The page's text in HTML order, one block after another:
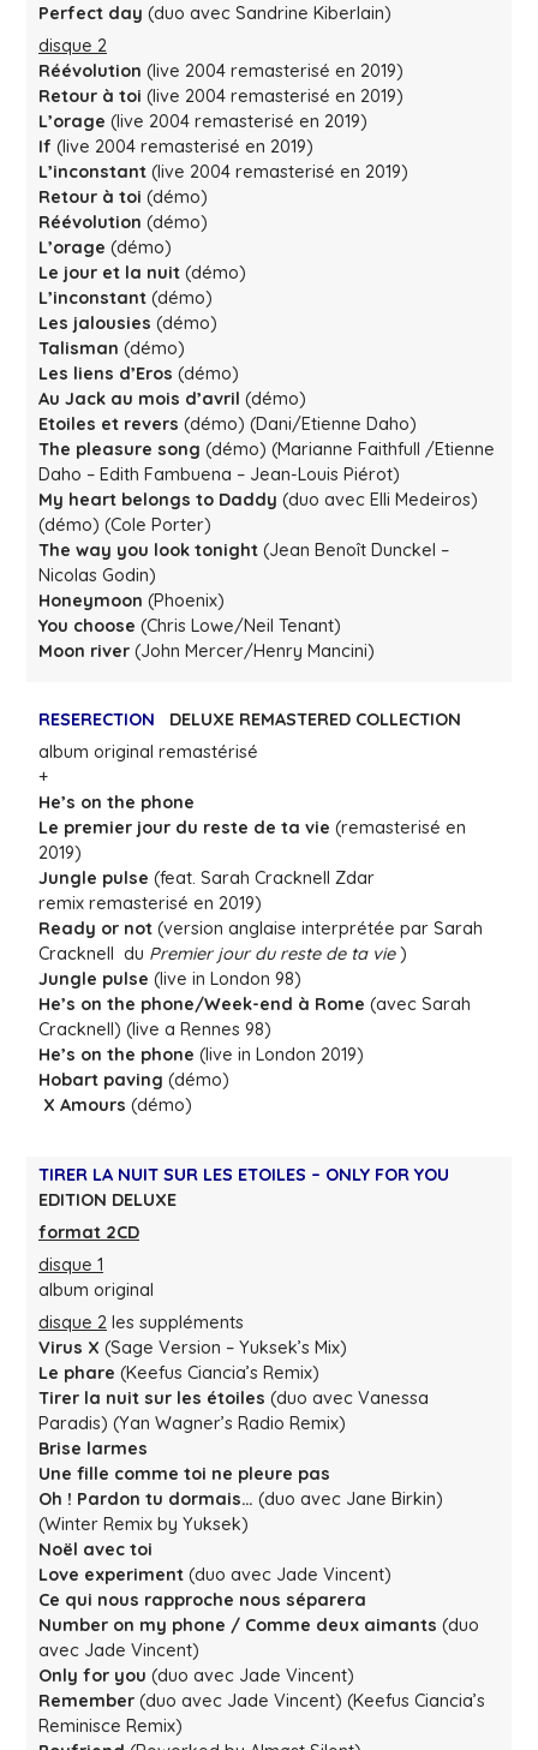
Perfect day (duo avec Sandrine Kiberlain)
disque 2
Réévolution (live 2004 remasterisé en 2019)
Retour à toi (live 2004 remasterisé en 2019)
L’orage (live 2004 remasterisé en 2019)
If (live 2004 remasterisé en 2019)
L’inconstant (live 2004 remasterisé en 2019)
Retour à toi (démo)
Réévolution (démo)
L’orage (démo)
Le jour et la nuit (démo)
L’inconstant (démo)
Les jalousies (démo)
Talisman (démo)
Les liens d’Eros (démo)
Au Jack au mois d’avril (démo)
Etoiles et revers (démo) (Dani/Etienne Daho)
The pleasure song (démo) (Marianne Faithfull /Etienne
Daho – Edith Fambuena – Jean-Louis Piérot)
My heart belongs to Daddy (duo avec Elli Medeiros)
(démo) (Cole Porter)
The way you look tonight (Jean Benoît Dunckel –
Nicolas Godin)
Honeymoon (Phoenix)
You choose (Chris Lowe/Neil Tenant)
Moon river (John Mercer/Henry Mancini)
RESERECTION
DELUXE REMASTERED COLLECTION
album original remastérisé
+
He’s on the phone
Le premier jour du reste de ta vie (remasterisé en
2019)
Jungle pulse (feat. Sarah Cracknell Zdar
remix remasterisé en 2019)
Ready or not (version anglaise interprétée par Sarah
Cracknell du Premier jour du reste de ta vie)
Jungle pulse (live in London 98)
He’s on the phone/Week-end à Rome (avec Sarah
Cracknell) (live a Rennes 98)
He’s on the phone (live in London 2019)
Hobart paving (démo)
X Amours (démo)
TIRER LA NUIT SUR LES ETOILES – ONLY FOR YOU
EDITION DELUXE
format 2CD
disque 1
album original
disque 2 les suppléments
Virus X (Sage Version – Yuksek’s Mix)
Le phare (Keefus Ciancia’s Remix)
Tirer la nuit sur les étoiles (duo avec Vanessa
Paradis) (Yan Wagner’s Radio Remix)
Brise larmes
Une fille comme toi ne pleure pas
Oh ! Pardon tu dormais… (duo avec Jane Birkin)
(Winter Remix by Yuksek)
Noël avec toi
Love experiment (duo avec Jade Vincent)
Ce qui nous rapproche nous séparera
Number on my phone / Comme deux aimants (duo
avec Jade Vincent)
Only for you (duo avec Jade Vincent)
Remember (duo avec Jade Vincent) (Keefus Ciancia’s
Reminisce Remix)